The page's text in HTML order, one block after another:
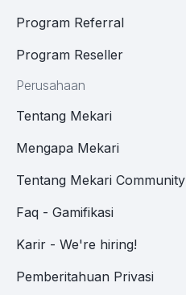
Program Referral
Program Reseller
Perusahaan
Tentang Mekari
Mengapa Mekari
Tentang Mekari Community
Faq - Gamifikasi
Karir - We're hiring!
Pemberitahuan Privasi